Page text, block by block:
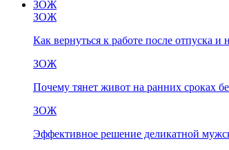
ЗОЖ
ЗОЖ
Как вернуться к работе после отпуска и
ЗОЖ
Почему тянет живот на ранних сроках
ЗОЖ
Эффективное решение деликатной